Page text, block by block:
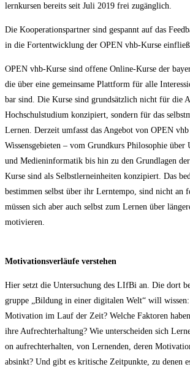
lern­kur­sen bereits seit Juli 2019 frei zugänglich.
Die Koope­ra­ti­ons­part­ner sind gespannt auf das
in die Fort­ent­wick­lung der OPEN vhb-Kur­se
OPEN vhb-Kur­se sind offe­ne Online-Kur­se der
die über eine gemein­sa­me Platt­form für alle
bar sind. Die Kur­se sind grund­sätz­lich nicht für die
Hoch­schul­stu­di­um kon­zi­piert, son­dern für das
Ler­nen. Der­zeit umfasst das Ange­bot von OPEN
Wis­sens­ge­bie­ten – vom Grund­kurs Phi­lo­so­phie über
und Medi­en­in­for­ma­tik bis hin zu den Grund­la­gen
Kur­se sind als Selbst­lern­ein­hei­ten kon­zi­piert. Das
bestim­men selbst über ihr Lern­tem­po, sind nicht an
müs­sen sich aber auch selbst zum Ler­nen über
motivieren.
Moti­va­ti­ons­ver­läu­fe verstehen
Hier setzt die Unter­su­chung des LIf­Bi an. Die dort
grup­pe „Bil­dung in einer digi­ta­len Welt“ will
Moti­va­ti­on im Lauf der Zeit? Wel­che Fak­to­ren
ihre Auf­recht­erhal­tung? Wie unter­schei­den sich
on auf­recht­erhal­ten, von Ler­nen­den, deren
absinkt? Und gibt es kri­ti­sche Zeit­punk­te, zu denen